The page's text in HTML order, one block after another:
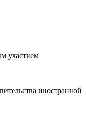
участием
иностранной